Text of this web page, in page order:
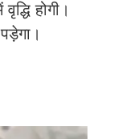
होगी।